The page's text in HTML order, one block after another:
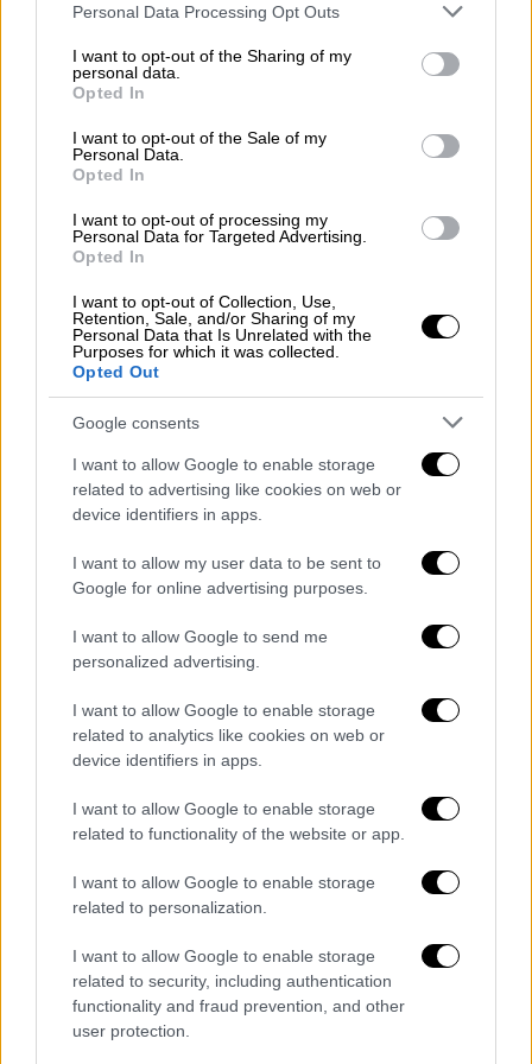
Please note that this website/app uses one or more Google
not limited to your visit or usage behaviour. You may click to
grant or deny consent to Google and its third-party tags to
use your data for below specified purposes in below Google
consent section.
Personal Data Processing Opt Outs
I want to opt-out of the Sharing of my
personal data.
Opted In
I want to opt-out of the Sale of my
Personal Data.
Opted In
I want to opt-out of processing my
Personal Data for Targeted Advertising.
Opted In
I want to opt-out of Collection, Use,
Retention, Sale, and/or Sharing of my
Personal Data that Is Unrelated with the
Purposes for which it was collected.
Opted Out
Google consents
I want to allow Google to enable storage
related to advertising like cookies on web or
device identifiers in apps.
I want to allow my user data to be sent to
Google for online advertising purposes.
I want to allow Google to send me
personalized advertising.
I want to allow Google to enable storage
related to analytics like cookies on web or
device identifiers in apps.
I want to allow Google to enable storage
related to functionality of the website or app.
I want to allow Google to enable storage
related to personalization.
I want to allow Google to enable storage
related to security, including authentication
functionality and fraud prevention, and other
user protection.
το Καμάρι.
Από το112εστάλη μήνυμα για την
απομάκρυνση των κατοίκων του χωριού
Αφράτι προς Βασιλικό, ενώ εντολή
εκκένωσης δόθηκε και για τα χωριά Καμάρι,
Καλύβια και Άγιος Γεώργιος Αρμάς.
Ο υπουργός Κλιματικής Κρίσης και
Πολιτικής Προστασίας
η ηγεσία του Πυροσβεστικού Σώματος
βρέθηκαν στο σημείο της φωτιάς.
Εύβοια,έφτασε και στην Αττική. Σύμφωνα με
δορυφορική εικόνα που δημοσίευσε το
meteo ο καπνός χθες αργά το απόγευμα είχε
μεταφερθείπάνω από το Μυρτώο Πέλαγος
διανύοντας απόσταση μεγαλύτερη των 150
Πώς προκλήθηκε η φωτιά
Σύμφωνα με τα ευρήματα τηςΔιεύθυνσης
Αντιμετώπισης Εγκλημάτων Εμπρησμού της
Πυροσβεστικής Υπηρεσίας